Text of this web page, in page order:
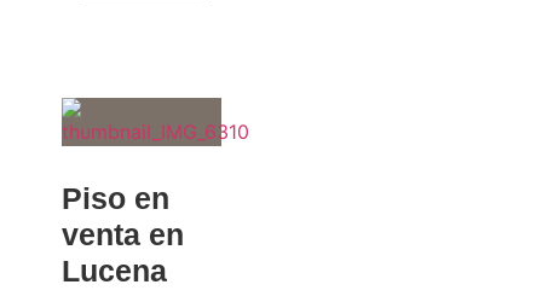
Piso en
venta en
Lucena